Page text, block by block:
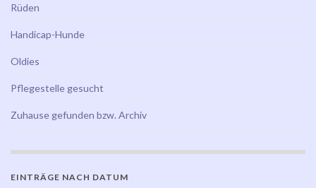
Rüden
Handicap-Hunde
Oldies
Pflegestelle gesucht
Zuhause gefunden bzw. Archiv
EINTRÄGE NACH DATUM